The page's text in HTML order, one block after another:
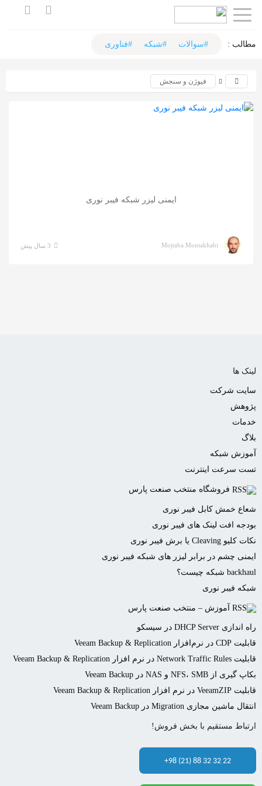
اشتراک
استفاده
از
خود
مطالب :‌ #سوالات #شبکه #فناوری
فیوژن و سنجش
ایمنی لیزر شبکه فیبر نوری
Mojtaba Montakhabi 3 سال پیش
لینک ها
سایت شرکت
پژوهش
خدمات
بلاگ
آموزش شبکه
تست سرعت اینترنت
فروشگاه منتخب صنعت پارس
شعاع خمش کابل فیبر نوری
بودجه افت لینک های فیبر نوری
نکات کلیو Cleaving یا برش فیبر نوری
ایمنی چشم در برابر لیزر های شبکه فیبر نوری
backhaul شبکه چیست؟
شبکه فیبر نوری
آموزش – منتخب صنعت پارس
راه اندازی DHCP Server در سیسکو
قابلیت CDP در نرم‌افزار Veeam Backup & Replication
قابلیت Network Traffic Rules در نرم افزار Veeam Backup & Replication
بکاپ گیری از NFS، SMB و NAS در Veeam Backup
قابلیت VeeamZIP در نرم افزار Veeam Backup & Replication
انتقال ماشین مجازی Migration در Veeam Backup
ارتباط مستقیم با بخش فروش!
+98 (21) 88 32 32 22